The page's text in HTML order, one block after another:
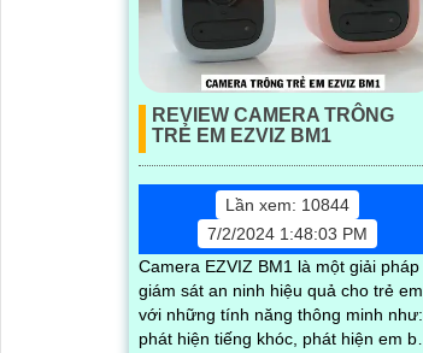
REVIEW CAMERA TRÔNG
TRẺ EM EZVIZ BM1
Lần xem: 10844
7/2/2024 1:48:03 PM
Camera EZVIZ BM1 là một giải pháp
giám sát an ninh hiệu quả cho trẻ em
với những tính năng thông minh như:
phát hiện tiếng khóc, phát hiện em bé